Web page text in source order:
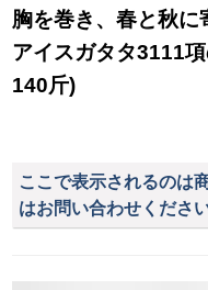
胸を巻き、春と秋
アイスガタタ3111
140斤)
ここで表示されるのは
はお問い合わせください